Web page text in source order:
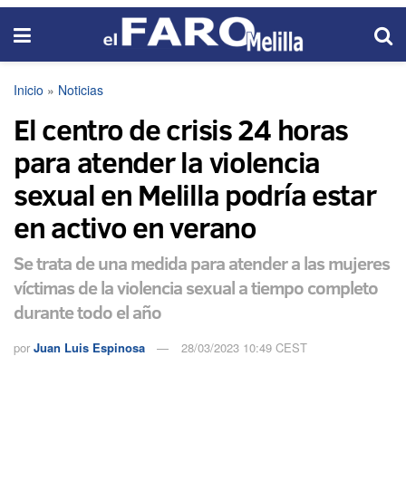
Inicio » Noticias
El centro de crisis 24 horas
para atender la violencia
sexual en Melilla podría estar
en activo en verano
Se trata de una medida para atender a las mujeres
víctimas de la violencia sexual a tiempo completo
durante todo el año
por Juan Luis Espinosa 28/03/2023 10:49 CEST